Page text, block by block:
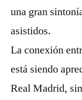
una gran
asistidos.
La conexión
está siendo
Real Madrid,